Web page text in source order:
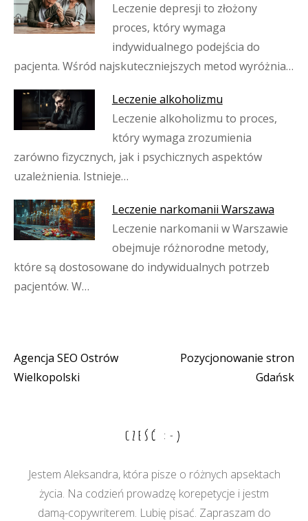
Leczenie depresji to złożony
proces, który wymaga
indywidualnego podejścia do
pacjenta. Wśród najskuteczniejszych metod wyróżnia…
Leczenie alkoholizmu
Leczenie alkoholizmu to proces,
który wymaga zrozumienia
zarówno fizycznych, jak i psychicznych aspektów
uzależnienia. Istnieje…
Leczenie narkomanii Warszawa
Leczenie narkomanii w Warszawie
obejmuje różnorodne metody,
które są dostosowane do indywidualnych potrzeb
pacjentów. W…
Nawigacja
Agencja SEO Ostrów
Wielkopolski
Pozycjonowanie stron
Gdańsk
CZEŚĆ :-)
Jestem Aleksandra, która pisze o różnych apsektach
życia. Na codzień prowadzę korepetycje i jestm
damą-copywriterem. Lubię pisać. Zapraszam do